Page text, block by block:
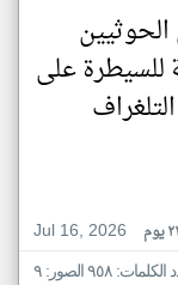
للسيطرة على
Jul 16, 2026
٩٥٨ الصور: ٩